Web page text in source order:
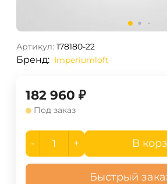
Артикул: 178180-22
Бренд: Imperiumloft
182 960 ₽
Под заказ
- + В
Быстрый